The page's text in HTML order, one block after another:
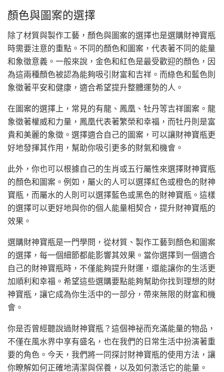
顏色與圖案的選擇
除了材質與製作工藝，顏色與圖案的選擇也是選購財神寶瓶
時需要注意的重點。不同的顏色和圖案，代表著不同的能量
和象徵意義。一般來說，金色和紅色是最受歡迎的顏色，因
為這兩種顏色被認為能夠吸引財富和吉祥。而綠色和藍色則
象徵著平安和健康，適合希望提升整體運勢的人。
在圖案的選擇上，常見的有龍、鳳凰、牡丹等吉祥圖案。龍
象徵著權威和力量，鳳凰代表著繁榮和幸福，而牡丹則是富
貴和美麗的象徵。選擇適合自己的圖案，可以讓財神寶瓶更
好地發揮其作用，幫助你吸引更多的財氣和機會。
此外，你也可以根據自己的生肖或五行屬性來選擇財神寶瓶
的顏色和圖案。例如，屬火的人可以選擇紅色或橙色的財神
寶瓶，而屬水的人則可以選擇藍色或黑色的財神寶瓶。這樣
的選擇可以更好地與你的個人能量相契合，提升財神寶瓶的
效果。
選購財神寶瓶是一門學問，從材質、製作工藝到顏色和圖案
的選擇，每一個細節都能影響其效果。當你選擇到一個適合
自己的財神寶瓶時，不僅能夠提升財運，還能讓你的生活更
加順利和幸福。希望這些選購要點能夠幫助你找到理想的財
神寶瓶，讓它成為你生活中的一部分，帶來無限的財富和機
會。
你是否曾經聽說過財神寶瓶？這個神祕而充滿能量的物品，
不僅在風水界中享有盛名，也在我們的日常生活中扮演著重
要的角色。今天，我們將一同探討財神寶瓶的使用方法，讓
你瞭解如何正確地清潔與保養，以及如何激活它的能量。